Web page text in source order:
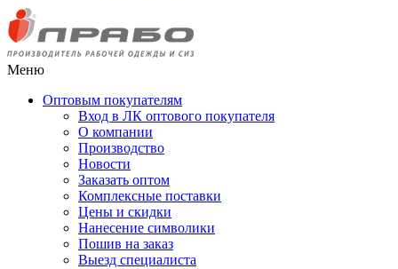
Меню
Оптовым покупателям
Вход в ЛК оптового покупателя
О компании
Производство
Новости
Заказать оптом
Комплексные поставки
Цены и скидки
Нанесение символики
Пошив на заказ
Выезд специалиста